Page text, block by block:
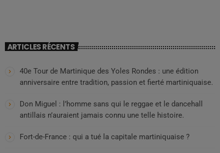
ARTICLES RÉCENTS
40e Tour de Martinique des Yoles Rondes : une édition
anniversaire entre tradition, passion et fierté martiniquaise.
Don Miguel : l’homme sans qui le reggae et le dancehall
antillais n’auraient jamais connu une telle histoire.
Fort-de-France : qui a tué la capitale martiniquaise ?